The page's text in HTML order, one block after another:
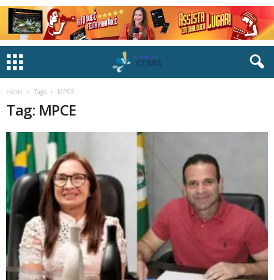
Home Tags MPCE
Tag: MPCE